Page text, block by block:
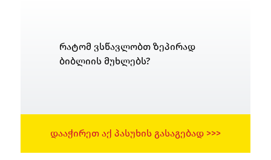
რატომ ვსწავლობთ ზეპირად
ბიბლიის მუხლებს?
ᲓᲐᲐᲭᲘᲠᲔᲗ ᲐᲥ ᲞᲐᲡᲣᲮᲘᲡ ᲒᲐᲡᲐᲒᲔᲑᲐᲓ >>>